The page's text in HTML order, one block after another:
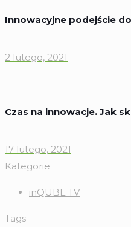
Innowacyjne podejście
2 lutego, 2021
Czas na innowacje. Jak
17 lutego, 2021
Kategorie
inQUBE TV
Tags